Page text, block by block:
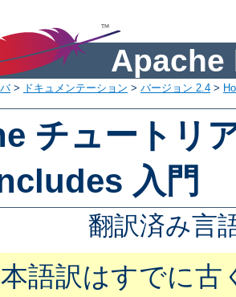
Apache
> ドキュメンテーション > バージョン 2.4 >
チュートリ
入門
翻訳済み言
語訳はすでに古